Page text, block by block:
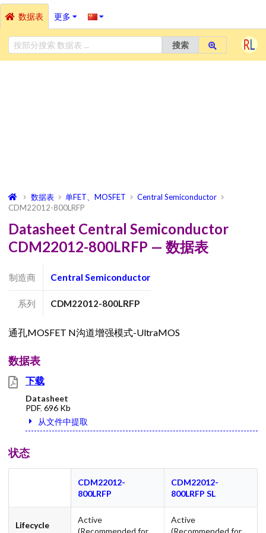
数据表 更多
搜索
数据表 单FET、MOSFET
Central Semiconductor
CDM22012-800LRFP
Datasheet Central Semiconductor
CDM22012-800LRFP — 数据表
制造商 Central Semiconductor
系列 CDM22012-800LRFP
通孔MOSFET N沟道增强模式-UltraMOS
数据表
下载
Datasheet
PDF, 696 Kb
从文件中提取
状态
CDM22012-
800LRFP
CDM22012-
800LRFP SL
Lifecycle
Active
Active